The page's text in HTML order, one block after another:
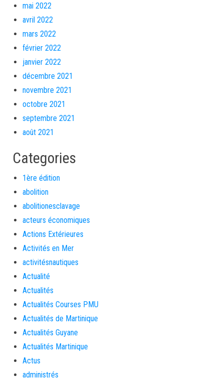
mai 2022
avril 2022
mars 2022
février 2022
janvier 2022
décembre 2021
novembre 2021
octobre 2021
septembre 2021
août 2021
Categories
1ère édition
abolition
abolitionesclavage
acteurs économiques
Actions Extérieures
Activités en Mer
activitésnautiques
Actualité
Actualités
Actualités Courses PMU
Actualités de Martinique
Actualités Guyane
Actualités Martinique
Actus
administrés